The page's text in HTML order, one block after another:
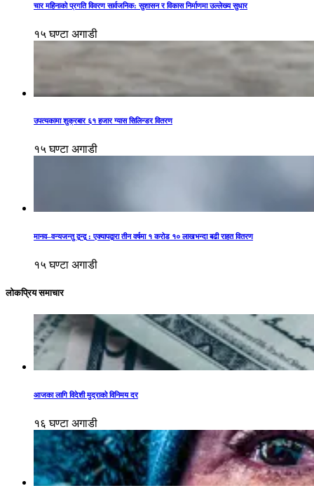
चार महिनाको प्रगति विवरण सार्वजनिक: सुशासन र विकास निर्माणमा उल्लेख्य सुधार
१५ घण्टा अगाडी
उपत्यकामा शुक्रबार ६१ हजार ग्यास सिलिन्डर वितरण
१५ घण्टा अगाडी
मानव–वन्यजन्तु द्वन्द्व : एक्यापद्वारा तीन वर्षमा १ करोड १० लाखभन्दा बढी राहत वितरण
१५ घण्टा अगाडी
लोकप्रिय समाचार
आजका लागि विदेशी मुद्राको विनिमय दर
१६ घण्टा अगाडी